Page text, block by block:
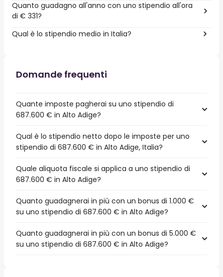
Quanto guadagno all'anno con uno stipendio all'ora
di € 331?
Qual è lo stipendio medio in Italia?
Domande frequenti
Quante imposte pagherai su uno stipendio di
687.600 € in Alto Adige?
Qual è lo stipendio netto dopo le imposte per uno
stipendio di 687.600 € in Alto Adige, Italia?
Quale aliquota fiscale si applica a uno stipendio di
687.600 € in Alto Adige?
Quanto guadagnerai in più con un bonus di 1.000 €
su uno stipendio di 687.600 € in Alto Adige?
Quanto guadagnerai in più con un bonus di 5.000 €
su uno stipendio di 687.600 € in Alto Adige?